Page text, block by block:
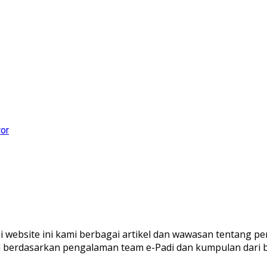
website ini kami berbagai artikel dan wawasan tentang
pengalaman team e-Padi dan kumpulan dari